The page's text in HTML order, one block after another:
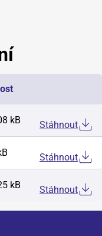
kB Stáhnout
Stáhnout
kB Stáhnout